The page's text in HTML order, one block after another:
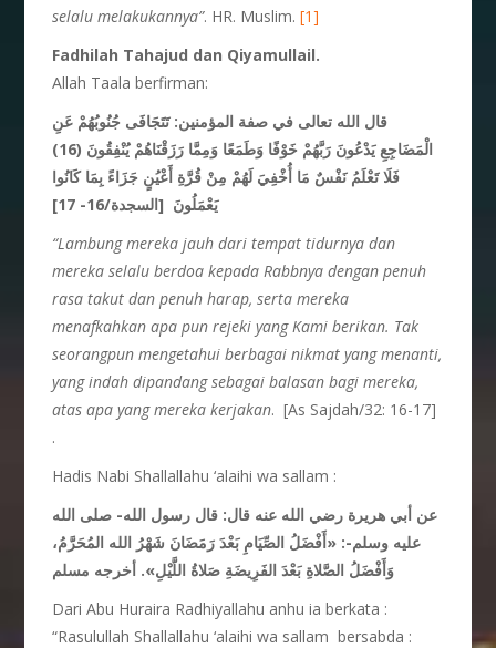
selalu melakukannya”. HR. Muslim.[1]
Fadhilah Tahajud dan Qiyamullail.
Allah Taala berfirman:
قال الله تعالى في صفة المؤمنين: تَتَجَافَى جُنُوبُهُمْ عَنِ
الْمَضَاجِعِ يَدْعُونَ رَبَّهُمْ خَوْفًا وَطَمَعًا وَمِمَّا رَزَقْنَاهُمْ يُنْفِقُونَ (16)
فَلَا تَعْلَمُ نَفْسٌ مَا أُخْفِيَ لَهُمْ مِنْ قُرَّةِ أَعْيُنٍ جَزَاءً بِمَا كَانُوا
يَعْمَلُونَ [السجدة/16- 17]
“Lambung mereka jauh dari tempat tidurnya dan
mereka selalu berdoa kepada Rabbnya dengan penuh
rasa takut dan penuh harap, serta mereka
menafkahkan apa pun rejeki yang Kami berikan. Tak
seorangpun mengetahui berbagai nikmat yang menanti,
yang indah dipandang sebagai balasan bagi mereka,
atas apa yang mereka kerjakan. [As Sajdah/32: 16-17]
.
Hadis Nabi Shallallahu ‘alaihi wa sallam :
عن أبي هريرة رضي الله عنه قال: قال رسول الله- صلى الله
عليه وسلم-: «أَفْضَلُ الصِّيَامِ بَعْدَ رَمَضَانَ شَهْرُ الله المُحَرَّمُ،
وَأَفْضَلُ الصَّلاةِ بَعْدَ الفَرِيضَةِ صَلاةُ اللَّيْلِ». أخرجه مسلم
Dari Abu Huraira Radhiyallahu anhu ia berkata :
“Rasulullah Shallallahu ‘alaihi wa sallam bersabda :